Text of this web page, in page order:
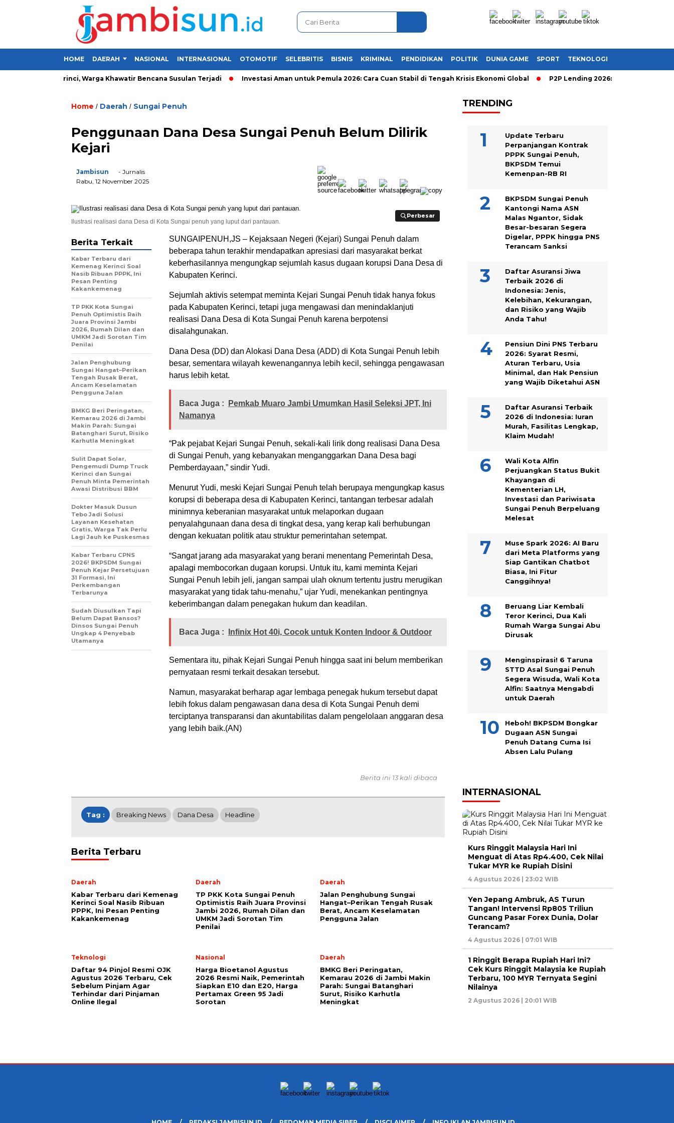
HOME DAERAH NASIONAL INTERNASIONAL OTOMOTIF SELEBRITIS BISNIS KRIMINAL PENDIDIKAN POLITIK DUNIA GAME SPORT TEKNOLOGI
Desa di Kerinci, Warga Khawatir Bencana Susulan Terjadi Investasi Aman untuk Pemula 2026: Cara Cuan Stabil di Tengah Krisis Ekonomi Global P2P Lending 2026: Cara Cerdas
Home / Daerah / Sungai Penuh
Penggunaan Dana Desa Sungai Penuh Belum Dilirik
Kejari
Jambisun
- Jurnalis
Rabu, 12 November 2025
Perbesar
Perbesar
Ilustrasi realisasi dana Desa di Kota Sungai penuh yang luput dari pantauan.
SUNGAIPENUH,JS – Kejaksaan Negeri (Kejari) Sungai Penuh dalam
beberapa tahun terakhir mendapatkan apresiasi dari masyarakat berkat
keberhasilannya mengungkap sejumlah kasus dugaan korupsi Dana Desa di
Kabupaten Kerinci.
Sejumlah aktivis setempat meminta Kejari Sungai Penuh tidak hanya fokus
pada Kabupaten Kerinci, tetapi juga mengawasi dan menindaklanjuti
realisasi Dana Desa di Kota Sungai Penuh karena berpotensi
disalahgunakan.
Dana Desa (DD) dan Alokasi Dana Desa (ADD) di Kota Sungai Penuh lebih
besar, sementara wilayah kewenangannya lebih kecil, sehingga pengawasan
harus lebih ketat.
Baca Juga :
Pemkab Muaro Jambi Umumkan Hasil Seleksi JPT, Ini
Namanya
“Pak pejabat Kejari Sungai Penuh, sekali-kali lirik dong realisasi Dana Desa
di Sungai Penuh, yang kebanyakan menganggarkan Dana Desa bagi
Pemberdayaan,” sindir Yudi.
Menurut Yudi, meski Kejari Sungai Penuh telah berupaya mengungkap kasus
korupsi di beberapa desa di Kabupaten Kerinci, tantangan terbesar adalah
minimnya keberanian masyarakat untuk melaporkan dugaan
penyalahgunaan dana desa di tingkat desa, yang kerap kali berhubungan
dengan kekuatan politik atau struktur pemerintahan setempat.
“Sangat jarang ada masyarakat yang berani menentang Pemerintah Desa,
apalagi membocorkan dugaan korupsi. Untuk itu, kami meminta Kejari
Sungai Penuh lebih jeli, jangan sampai ulah oknum tertentu justru merugikan
masyarakat yang tidak tahu-menahu,” ujar Yudi, menekankan pentingnya
keberimbangan dalam penegakan hukum dan keadilan.
Baca Juga : Infinix Hot 40i, Cocok untuk Konten Indoor & Outdoor
Sementara itu, pihak Kejari Sungai Penuh hingga saat ini belum memberikan
pernyataan resmi terkait desakan tersebut.
Namun, masyarakat berharap agar lembaga penegak hukum tersebut dapat
lebih fokus dalam pengawasan dana desa di Kota Sungai Penuh demi
terciptanya transparansi dan akuntabilitas dalam pengelolaan anggaran desa
yang lebih baik.(AN)
Berita Terkait
Kabar Terbaru dari
Kemenag Kerinci Soal
Nasib Ribuan PPPK, Ini
Pesan Penting
Kakankemenag
TP PKK Kota Sungai
Penuh Optimistis Raih
Juara Provinsi Jambi
2026, Rumah Dilan dan
UMKM Jadi Sorotan Tim
Penilai
Jalan Penghubung
Sungai Hangat–Perikan
Tengah Rusak Berat,
Ancam Keselamatan
Pengguna Jalan
BMKG Beri Peringatan,
Kemarau 2026 di Jambi
Makin Parah: Sungai
Batanghari Surut, Risiko
Karhutla Meningkat
Sulit Dapat Solar,
Pengemudi Dump Truck
Kerinci dan Sungai
Penuh Minta Pemerintah
Awasi Distribusi BBM
Dokter Masuk Dusun
Tebo Jadi Solusi
Layanan Kesehatan
Gratis, Warga Tak Perlu
Lagi Jauh ke Puskesmas
Kabar Terbaru CPNS
2026! BKPSDM Sungai
Penuh Kejar Persetujuan
31 Formasi, Ini
Perkembangan
Terbarunya
Sudah Diusulkan Tapi
Belum Dapat Bansos?
Dinsos Sungai Penuh
Ungkap 4 Penyebab
Utamanya
Berita ini 13 kali dibaca
Tag : Breaking News Dana Desa Headline
Berita Terbaru
Daerah
Kabar Terbaru dari Kemenag
Kerinci Soal Nasib Ribuan
PPPK, Ini Pesan Penting
Kakankemenag
Daerah
TP PKK Kota Sungai Penuh
Optimistis Raih Juara Provinsi
Jambi 2026, Rumah Dilan dan
UMKM Jadi Sorotan Tim
Penilai
Daerah
Jalan Penghubung Sungai
Hangat–Perikan Tengah Rusak
Berat, Ancam Keselamatan
Pengguna Jalan
Teknologi
Daftar 94 Pinjol Resmi OJK
Agustus 2026 Terbaru, Cek
Sebelum Pinjam Agar
Terhindar dari Pinjaman
Online Ilegal
Nasional
Harga Bioetanol Agustus
2026 Resmi Naik, Pemerintah
Siapkan E10 dan E20, Harga
Pertamax Green 95 Jadi
Sorotan
Daerah
BMKG Beri Peringatan,
Kemarau 2026 di Jambi Makin
Parah: Sungai Batanghari
Surut, Risiko Karhutla
Meningkat
TRENDING
Update Terbaru
Perpanjangan Kontrak
PPPK Sungai Penuh,
BKPSDM Temui
Kemenpan-RB RI
BKPSDM Sungai Penuh
Kantongi Nama ASN
Malas Ngantor, Sidak
Besar-besaran Segera
Digelar, PPPK hingga PNS
Terancam Sanksi
Daftar Asuransi Jiwa
Terbaik 2026 di
Indonesia: Jenis,
Kelebihan, Kekurangan,
dan Risiko yang Wajib
Anda Tahu!
Pensiun Dini PNS Terbaru
2026: Syarat Resmi,
Aturan Terbaru, Usia
Minimal, dan Hak Pensiun
yang Wajib Diketahui ASN
Daftar Asuransi Terbaik
2026 di Indonesia: Iuran
Murah, Fasilitas Lengkap,
Klaim Mudah!
Wali Kota Alfin
Perjuangkan Status Bukit
Khayangan di
Kementerian LH,
Investasi dan Pariwisata
Sungai Penuh Berpeluang
Melesat
Muse Spark 2026: AI Baru
dari Meta Platforms yang
Siap Gantikan Chatbot
Biasa, Ini Fitur
Canggihnya!
Beruang Liar Kembali
Teror Kerinci, Dua Kali
Rumah Warga Sungai Abu
Dirusak
Menginspirasi! 6 Taruna
STTD Asal Sungai Penuh
Segera Wisuda, Wali Kota
Alfin: Saatnya Mengabdi
untuk Daerah
Heboh! BKPSDM Bongkar
Dugaan ASN Sungai
Penuh Datang Cuma Isi
Absen Lalu Pulang
INTERNASIONAL
Kurs Ringgit Malaysia Hari Ini
Menguat di Atas Rp4.400, Cek Nilai
Tukar MYR ke Rupiah Disini
4 Agustus 2026 | 23:02 WIB
Yen Jepang Ambruk, AS Turun
Tangan! Intervensi Rp805 Triliun
Guncang Pasar Forex Dunia, Dolar
Terancam?
4 Agustus 2026 | 07:01 WIB
1 Ringgit Berapa Rupiah Hari Ini?
Cek Kurs Ringgit Malaysia ke Rupiah
Terbaru, 100 MYR Ternyata Segini
Nilainya
2 Agustus 2026 | 20:01 WIB